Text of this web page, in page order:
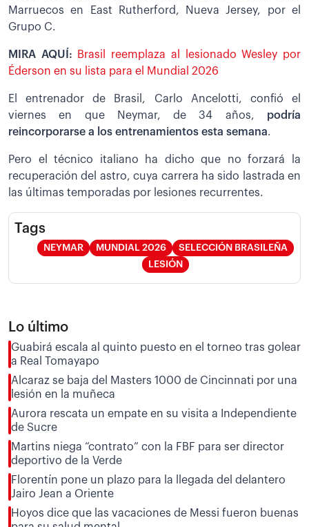
Marruecos en East Rutherford, Nueva Jersey, por el
Grupo C.
MIRA AQUÍ: Brasil reemplaza al lesionado Wesley por
Éderson en su lista para el Mundial 2026
El entrenador de Brasil, Carlo Ancelotti, confió el
viernes en que Neymar, de 34 años, podría
reincorporarse a los entrenamientos esta semana.
Pero el técnico italiano ha dicho que no forzará la
recuperación del astro, cuya carrera ha sido lastrada en
las últimas temporadas por lesiones recurrentes.
Tags
NEYMAR MUNDIAL 2026
SELECCIÓN BRASILEÑA
LESIÓN
Lo último
Guabirá escala al quinto puesto en el torneo tras golear
a Real Tomayapo
Alcaraz se baja del Masters 1000 de Cincinnati por una
lesión en la muñeca
Aurora rescata un empate en su visita a Independiente
de Sucre
Martins niega “contrato” con la FBF para ser director
deportivo de la Verde
Florentín pone un plazo para la llegada del delantero
Jairo Jean a Oriente
Hoyos dice que las vacaciones de Messi fueron buenas